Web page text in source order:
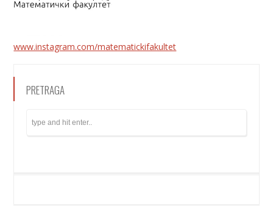
www.instagram.com/matematickifakultet
PRETRAGA